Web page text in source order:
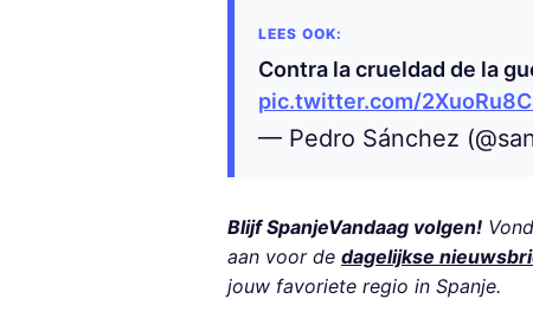
Contra la crueldad de la
pic.twitter.com/
— Pedro Sánchez
Blijf SpanjeVandaag volgen!
aan voor de dagelijkse
jouw favoriete regio in Spanje.